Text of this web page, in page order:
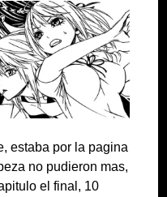
estaba por la pagina
no pudieron mas,
el final, 10